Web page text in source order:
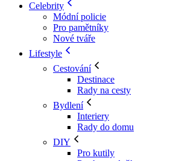
Celebrity
Módní policie
Pro pamětníky
Nové tváře
Lifestyle
Cestování
Destinace
Rady na cesty
Bydlení
Interiery
Rady do domu
DIY
Pro kutily